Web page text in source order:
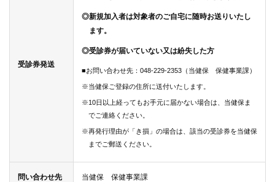
受診券発送
◎新規加入者は対象者のご自宅に随時お送りいたし
ます。
◎受診券が届いていない又は紛失した方
■お問い合わせ先：048-229-2353（当健保 保健事業課）
※当健保ご登録の住所に送付いたします。
※10日以上経ってもお手元に届かない場合は、当健保ま
でご連絡ください。
※再発行理由が「き損」の場合は、該当の受診券を当健保
までご郵送ください。
問い合わせ先 当健保 保健事業課